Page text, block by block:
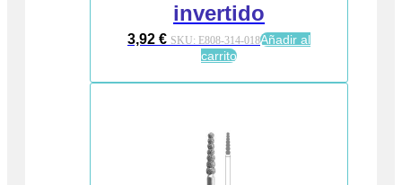
invertido
3,92 € SKU: E808-314-018Añadir al
carrito